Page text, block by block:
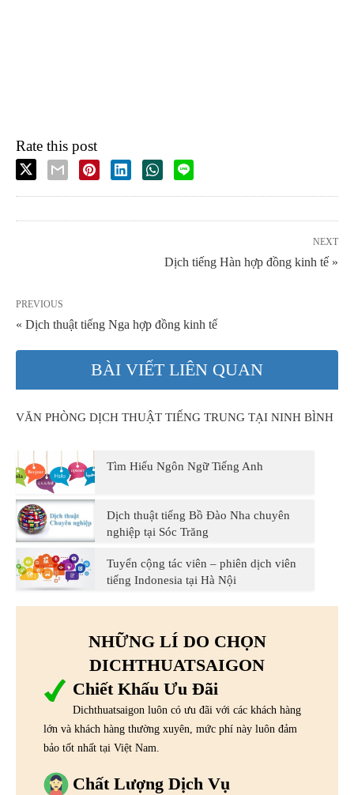
Rate this post
NEXT
Dịch tiếng Hàn hợp đồng kinh tế »
PREVIOUS
« Dịch thuật tiếng Nga hợp đồng kinh tế
BÀI VIẾT LIÊN QUAN
VĂN PHÒNG DỊCH THUẬT TIẾNG TRUNG TẠI NINH BÌNH
Tìm Hiểu Ngôn Ngữ Tiếng Anh
Dịch thuật tiếng Bồ Đào Nha chuyên
nghiệp tại Sóc Trăng
Tuyển cộng tác viên – phiên dịch viên
tiếng Indonesia tại Hà Nội
NHỮNG LÍ DO CHỌN
DICHTHUATSAIGON
Chiết Khấu Ưu Đãi
Dichthuatsaigon luôn có ưu đãi với các khách hàng
lớn và khách hàng thường xuyên, mức phí này luôn đảm
bảo tốt nhất tại Việt Nam.
Chất Lượng Dịch Vụ